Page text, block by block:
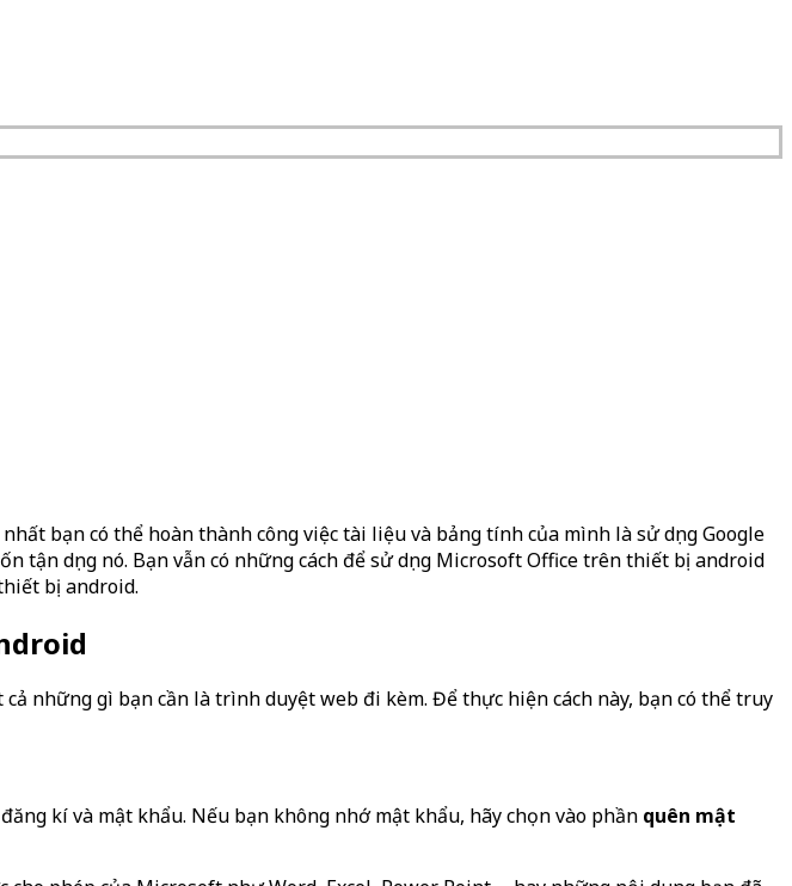
bạn có thể hoàn thành công việc tài liệu và bảng tính của mình là sử dụng Google
dụng nó. Bạn vẫn có những cách để sử dụng Microsoft Office trên thiết bị android
bị android.
những gì bạn cần là trình duyệt web đi kèm. Để thực hiện cách này, bạn có thể truy
kí và mật khẩu. Nếu bạn không nhớ mật khẩu, hãy chọn vào phần quên mật